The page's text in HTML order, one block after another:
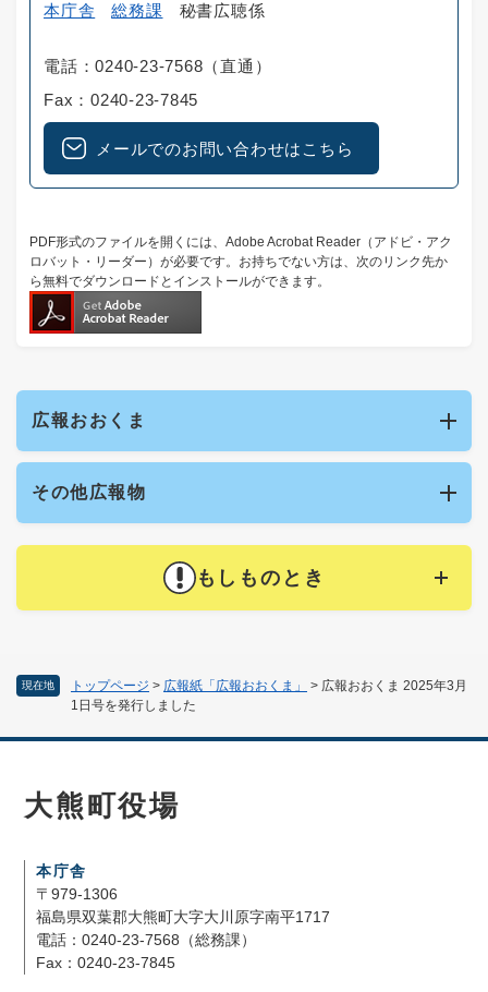
現在地 トップページ > 広報紙「広報おおくま」 > 広報おおくま 2025年3月
1日号を発行しました
本庁舎 総務課 秘書広聴係
電話：0240-23-7568（直通）
Fax：0240-23-7845
メールでのお問い合わせはこちら
PDF形式のファイルを開くには、Adobe Acrobat Reader（アドビ・アク
ロバット・リーダー）が必要です。お持ちでない方は、次のリンク先か
ら無料でダウンロードとインストールができます。
広報おおくま
その他広報物
もしものとき
大熊町役場
本庁舎
〒979-1306
福島県双葉郡大熊町大字大川原字南平1717
電話：0240-23-7568（総務課）
Fax：0240-23-7845